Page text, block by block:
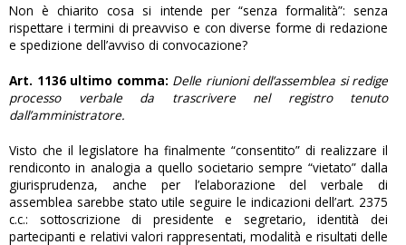
Non è chiarito cosa si intende per “senza formalità”: senza
rispettare i termini di preavviso e con diverse forme di redazione
e spedizione dell’avviso di convocazione?
Art. 1136 ultimo comma: Delle riunioni dell’assemblea si redige
processo verbale da trascrivere nel registro tenuto
dall’amministratore.
Visto che il legislatore ha finalmente “consentito” di realizzare il
rendiconto in analogia a quello societario sempre “vietato” dalla
giurisprudenza, anche per l’elaborazione del verbale di
assemblea sarebbe stato utile seguire le indicazioni dell’art. 2375
c.c.: sottoscrizione di presidente e segretario, identità dei
partecipanti e relativi valori rappresentati, modalità e risultati delle